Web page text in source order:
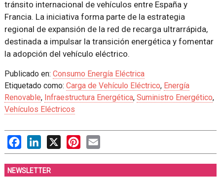
tránsito internacional de vehículos entre España y
Francia. La iniciativa forma parte de la estrategia
regional de expansión de la red de recarga ultrarrápida,
destinada a impulsar la transición energética y fomentar
la adopción del vehículo eléctrico.
Publicado en: Consumo Energía Eléctrica
Etiquetado como: Carga de Vehículo Eléctrico, Energía
Renovable, Infraestructura Energética, Suministro Energético,
Vehículos Eléctricos
FacebookLinkedIn
X PinterestEmail
NEWSLETTER